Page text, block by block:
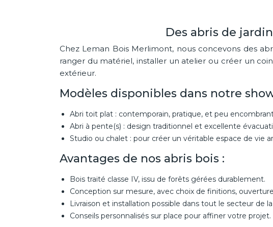
Des abris de
Chez Leman Bois Merlimont, nous concevons des
ranger du matériel, installer un atelier ou créer un
extérieur.
Modèles disponibles dans notre
Abri toit plat : contemporain, pratique, et peu
Abri à pente(s) : design traditionnel et excellente
Studio ou chalet : pour créer un véritable espace de vie
Avantages de nos abris bois :
Bois traité classe IV, issu de forêts gérées durablement.
Conception sur mesure, avec choix de finitions,
Livraison et installation possible dans tout le secteur de la
Conseils personnalisés sur place pour affiner votre projet.